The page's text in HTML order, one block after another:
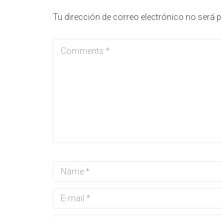
Tu dirección de correo electrónico no será